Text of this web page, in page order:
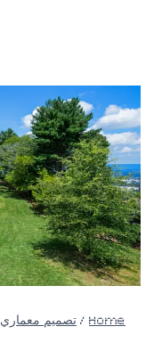
Home
/ تصميم معماري